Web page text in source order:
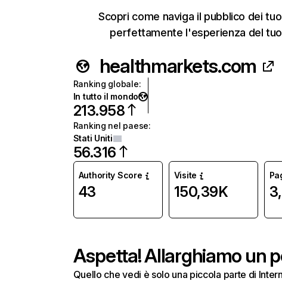
Scopri come naviga il pubblico dei
perfettamente l'esperienza del
healthmarkets.com
Ranking globale:
In tutto il mondo
213.958
Ranking nel paese:
Stati Uniti
56.316
Authority Score
43
Visite
150,39K
Aspetta! Allarghiamo un
Quello che vedi è solo una piccola parte di